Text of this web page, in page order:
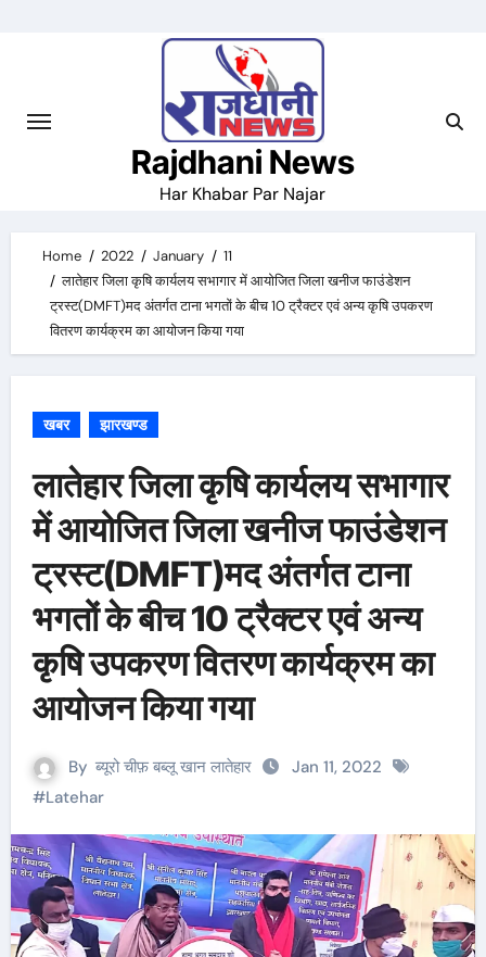
Rajdhani News
Har Khabar Par Najar
Home 2022 January
11
लातेहार जिला कृषि कार्यलय सभागार में आयोजित जिला खनीज फाउंडेशन
ट्रस्ट(DMFT)मद अंतर्गत टाना भगतों के बीच 10 ट्रैक्टर एवं अन्य कृषि उपकरण
वितरण कार्यक्रम का आयोजन किया गया
खबर झारखण्ड
लातेहार जिला कृषि कार्यलय सभागार
में आयोजित जिला खनीज फाउंडेशन
ट्रस्ट(DMFT)मद अंतर्गत टाना
भगतों के बीच 10 ट्रैक्टर एवं अन्य
कृषि उपकरण वितरण कार्यक्रम का
आयोजन किया गया
By ब्यूरो चीफ़ बब्लू खान लातेहार
Jan 11, 2022
#Latehar